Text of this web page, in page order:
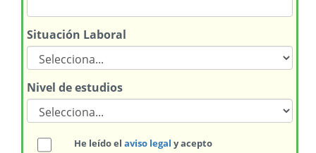
Situación Laboral
Nivel de estudios
He leído el aviso legal y acepto